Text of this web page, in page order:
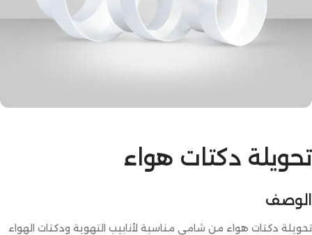
تحويلة دكتات هواء
الوصف
تحويلة دكتات هواء من شامي مناسبة لأنابيب التهوية ودكتات الهواء